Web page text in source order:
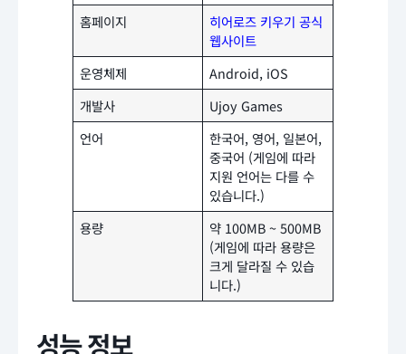
홈페이지
히어로즈 키우기 공식
웹사이트
운영체제
Android, iOS
개발사
Ujoy Games
언어
한국어, 영어, 일본어,
중국어 (게임에 따라
지원 언어는 다를 수
있습니다.)
용량
약 100MB ~ 500MB
(게임에 따라 용량은
크게 달라질 수 있습
니다.)
성능 정보